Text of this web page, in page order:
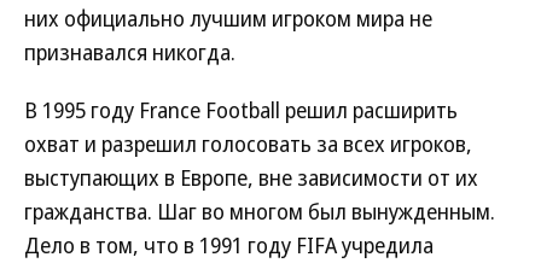
них официально лучшим игроком мира не
признавался никогда.
В 1995 году France Football решил расширить
охват и разрешил голосовать за всех игроков,
выступающих в Европе, вне зависимости от их
гражданства. Шаг во многом был вынужденным.
Дело в том, что в 1991 году FIFA учредила